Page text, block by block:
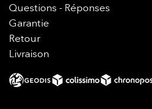
Questions - Réponses
Garantie
Retour
Livraison